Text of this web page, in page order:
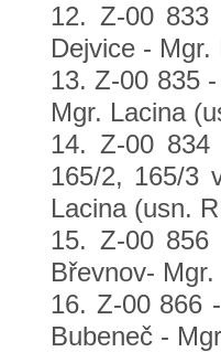
12. Z-00
Dejvice -
13. Z-00 835
Mgr. Lacina
14. Z-00
165/2, 165/3
Lacina (usn.
15. Z-00
Břevnov-
16. Z-00 866
Bubeneč -